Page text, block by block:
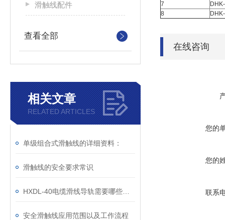
滑触线配件
查看全部
相关文章
RELATED ARTICLES
单级组合式滑触线的详细资料：
滑触线的安全要求常识
安全滑触线应用范围以及工作流程
7
8
在线咨询
您的
您的
联系